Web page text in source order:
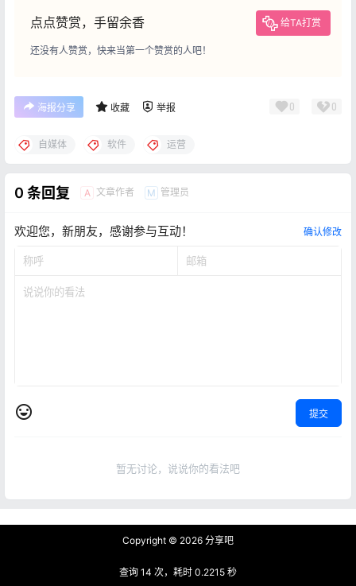
点点赞赏，手留余香 给TA打赏
还没有人赞赏，快来当第一个赞赏的人吧！
海报分享 收藏 举报 0 0
自媒体 软件 运营
0 条回复 A 文章作者 M 管理员
欢迎您，新朋友，感谢参与互动！ 确认修改
提交
暂无讨论，说说你的看法吧
Copyright © 2026 分享吧
查询 14 次，耗时 0.2215 秒